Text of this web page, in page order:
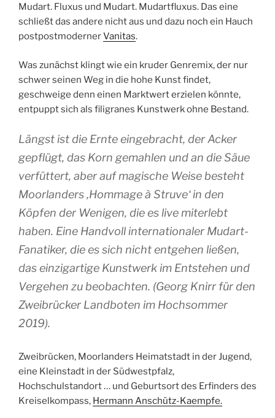
Mudart. Fluxus und Mudart. Mudartfluxus. Das eine
schließt das andere nicht aus und dazu noch ein Hauch
postpostmodernerVanitas.
Was zunächst klingt wie ein kruder Genremix, der nur
schwer seinen Weg in die hohe Kunst findet,
geschweige denn einen Marktwert erzielen könnte,
entpuppt sich als filigranes Kunstwerk ohne Bestand.
Längst ist die Ernte eingebracht, der Acker
gepflügt, das Korn gemahlen und an die Säue
verfüttert, aber auf magische Weise besteht
Moorlanders ‚Hommage à Struve‘ in den
Köpfen der Wenigen, die es live miterlebt
haben. Eine Handvoll internationaler Mudart-
Fanatiker, die es sich nicht entgehen ließen,
das einzigartige Kunstwerk im Entstehen und
Vergehen zu beobachten. (Georg Knirr für den
Zweibrücker Landboten im Hochsommer
2019).
Zweibrücken, Moorlanders Heimatstadt in der Jugend,
eine Kleinstadt in der Südwestpfalz,
Hochschulstandort … und Geburtsort des Erfinders des
Kreiselkompass, Hermann Anschütz-Kaempfe.